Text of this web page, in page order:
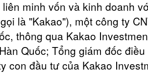
minh vốn và kinh doanh
là "Kakao"), một công ty
thông qua Kakao
Quốc; Tổng giám đốc
con đầu tư của Kakao